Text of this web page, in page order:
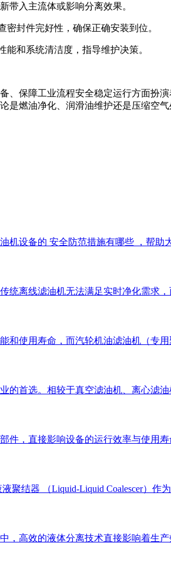
带入主流体或影响分离效果。
封件完好性，确保正确安装到位。
和系统清洁度，指导维护决策。
保障工业流程安全稳定运行方面扮
燃油净化、润滑油维护还是压缩空
设备的 安全防范措施有哪些 ，帮
离线滤油机无法满足实时净化需求
使用寿命，而汽轮机油滤油机（专
首选。相较于真空滤油机、离心滤
，直接影响设备的运行效率与使用
结器 （Liquid-Liquid Coalescer）作
高效的液体分离技术直接影响着生